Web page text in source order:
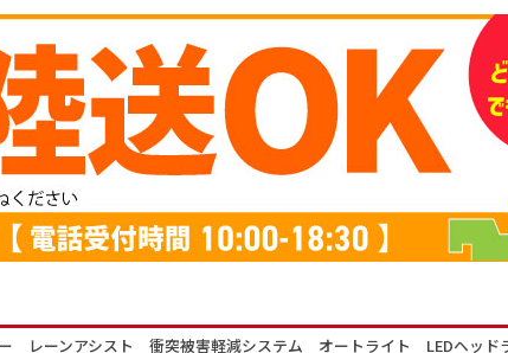
レーンアシスト 衝突被害軽減システム オートライト LEDヘッ